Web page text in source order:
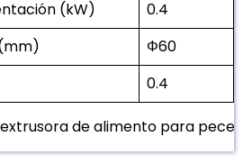
(kW)
0.4
Φ60
0.4
de alimento para peces